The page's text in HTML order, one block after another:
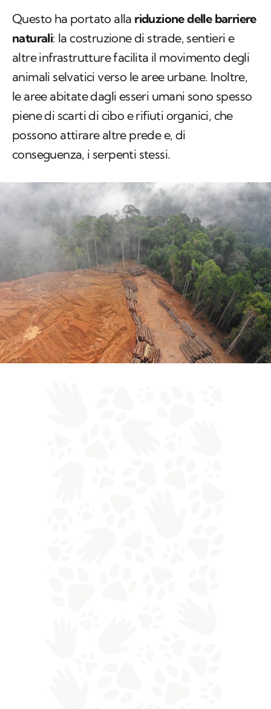
Questo ha portato alla riduzione delle barriere
naturali: la costruzione di strade, sentieri e
altre infrastrutture facilita il movimento degli
animali selvatici verso le aree urbane. Inoltre,
le aree abitate dagli esseri umani sono spesso
piene di scarti di cibo e rifiuti organici, che
possono attirare altre prede e, di
conseguenza, i serpenti stessi.